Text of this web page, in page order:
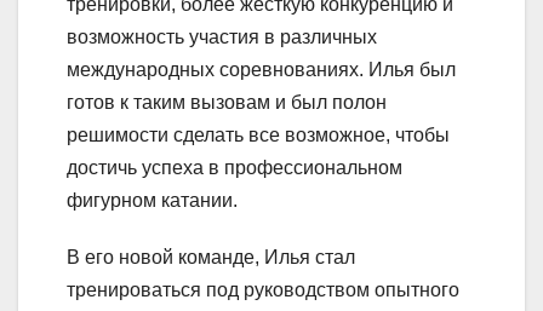
тренировки, более жесткую конкуренцию и
возможность участия в различных
международных соревнованиях. Илья был
готов к таким вызовам и был полон
решимости сделать все возможное, чтобы
достичь успеха в профессиональном
фигурном катании.
В его новой команде, Илья стал
тренироваться под руководством опытного